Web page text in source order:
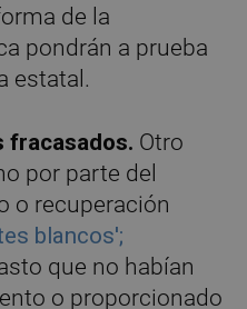
de la
pondrán a prueba
estatal.
fracasados. Otro
por parte del
o recuperación
blancos';
que no habían
o proporcionado